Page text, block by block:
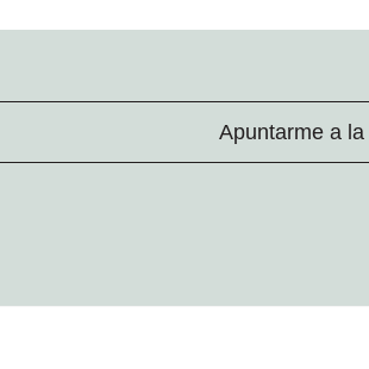
Apuntarme a